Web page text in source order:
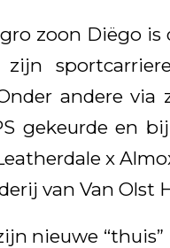
zoon Diëgo
andere
gekeurde en
x
van Van Olst
nieuwe